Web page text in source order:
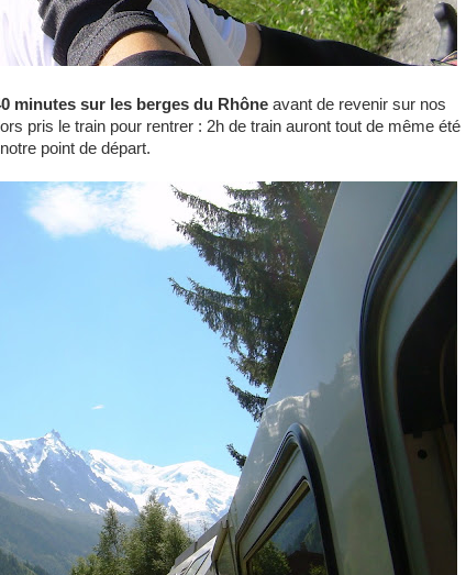
minutes sur les berges du Rhône avant de revenir sur nos
pris le train pour rentrer : 2h de train auront tout de même été
point de départ.